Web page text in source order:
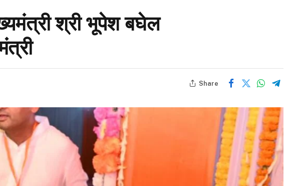
श्री भूपेश बघेल
Share